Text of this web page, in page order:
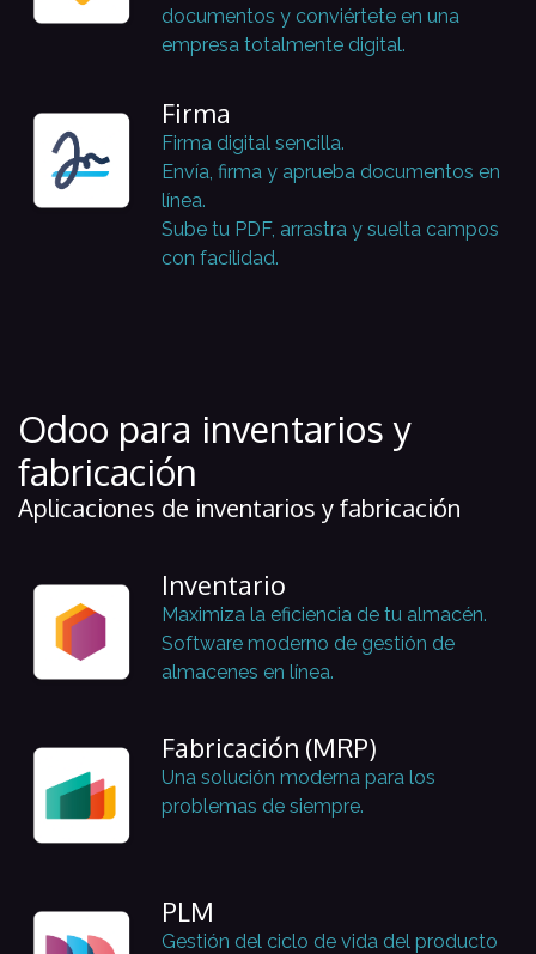
documentos y conviértete en una
empresa totalmente digital.
Firma
Firma digital sencilla.
Envía, firma y aprueba documentos en
línea.
Sube tu PDF, arrastra y suelta campos
con facilidad.
Odoo para inventarios y
fabricación
Aplicaciones de inventarios y fabricación
Inventario
Maximiza la eficiencia de tu almacén.
Software moderno de gestión de
almacenes en línea.
Fabricación (MRP)
Una solución moderna para los
problemas de siempre.
PLM
Gestión del ciclo de vida del producto